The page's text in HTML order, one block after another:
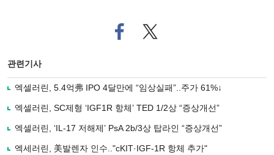
페
이
로
기
사
유
기
트위
터로
관련기사
엑셀러린, 5.4억弗 IPO 4달만에 “임상실패”..주가 61%↓
엑셀러린, SC제형 ‘IGF1R 항체’ TED 1/2상 “증상개선”
엑셀러린, ‘IL-17 저해제’ PsA 2b/3상 탑라인 “증상개선”
엑세러린, 美발렌자 인수.."cKIT·IGF-1R 항체 추가"